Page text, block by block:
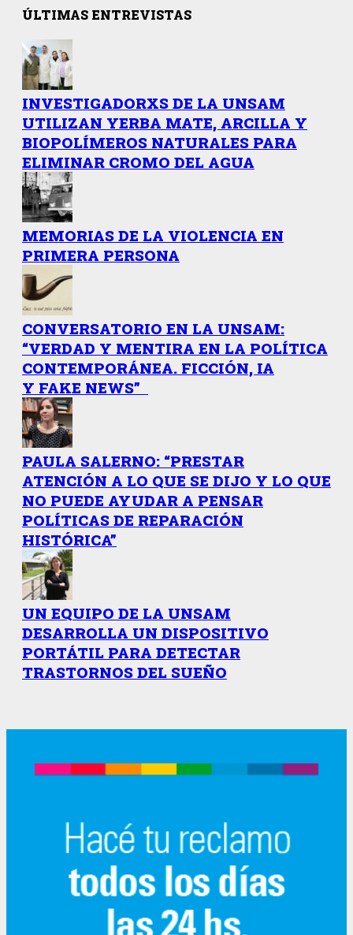
ÚLTIMAS ENTREVISTAS
INVESTIGADORXS DE LA UNSAM
UTILIZAN YERBA MATE, ARCILLA Y
BIOPOLÍMEROS NATURALES PARA
ELIMINAR CROMO DEL AGUA
MEMORIAS DE LA VIOLENCIA EN
PRIMERA PERSONA
CONVERSATORIO EN LA UNSAM:
“VERDAD Y MENTIRA EN LA POLÍTICA
CONTEMPORÁNEA. FICCIÓN, IA
Y FAKE NEWS”
PAULA SALERNO: “PRESTAR
ATENCIÓN A LO QUE SE DIJO Y LO QUE
NO PUEDE AYUDAR A PENSAR
POLÍTICAS DE REPARACIÓN
HISTÓRICA”
UN EQUIPO DE LA UNSAM
DESARROLLA UN DISPOSITIVO
PORTÁTIL PARA DETECTAR
TRASTORNOS DEL SUEÑO